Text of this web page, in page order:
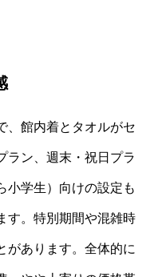
、館内着とタオルがセ
ラン、週末・祝日プラ
小学生）向けの設定も
す。特別期間や混雑時
があります。全体的に